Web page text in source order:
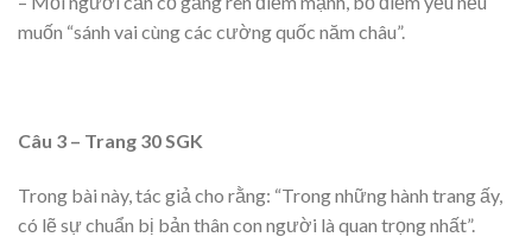
muốn “sánh vai cùng các cường quốc năm châu”.
Câu 3 – Trang 30 SGK
Trong bài này, tác giả cho rằng: “Trong những hành trang ấy,
có lẽ sự chuẩn bị bản thân con người là quan trọng nhất”.